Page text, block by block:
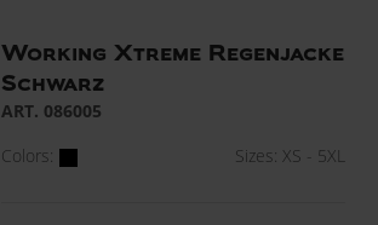
Working Xtreme Regenjacke
Schwarz
ART. 086005
Colors:
Sizes: XS - 5XL